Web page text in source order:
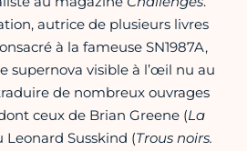
autrice de plusieurs livres
à la fameuse SN1987A,
supernova visible à l’œil nu au
de nombreux ouvrages
ceux de Brian Greene (La
Leonard Susskind (Trous noirs.